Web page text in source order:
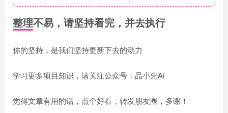
整理不易，请坚持看完，并去执行
你的坚持，是我们坚持更新下去的动力
学习更多项目知识，请关注公众号：品小先Ai
觉得文章有用的话，点个好看，转发朋友圈，多谢！